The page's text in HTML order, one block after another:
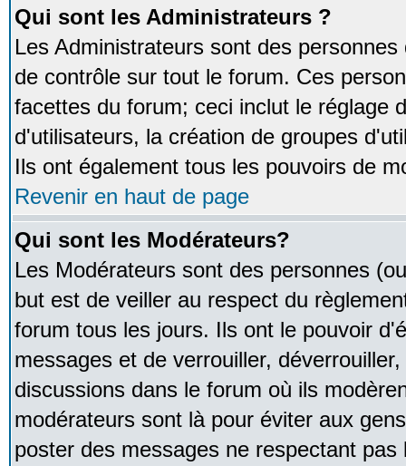
Qui sont les Administrateurs ?
Les Administrateurs sont des
de contrôle sur tout le forum. Ces
facettes du forum; ceci inclut le réglage
d'utilisateurs, la création de groupes
Ils ont également tous les pouvoirs de
Revenir en haut de page
Qui sont les Modérateurs?
Les Modérateurs sont des personnes
but est de veiller au respect du
forum tous les jours. Ils ont le pouvoir
messages et de verrouiller,
discussions dans le forum où ils
modérateurs sont là pour éviter aux
poster des messages ne respectant pas